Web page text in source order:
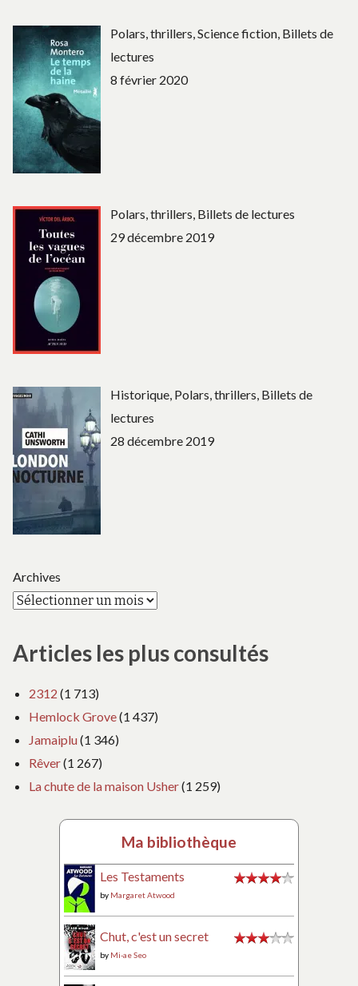
Polars, thrillers, Science fiction, Billets de
lectures
8 février 2020
Polars, thrillers, Billets de lectures
29 décembre 2019
Historique, Polars, thrillers, Billets de
lectures
28 décembre 2019
Archives
Articles les plus consultés
2312 (1 713)
Hemlock Grove(1 437)
Jamaiplu(1 346)
Rêver(1 267)
La chute de la maison Usher(1 259)
Ma bibliothèque
Les Testaments
by Margaret Atwood
Chut, c'est un secret
by Mi-ae Seo